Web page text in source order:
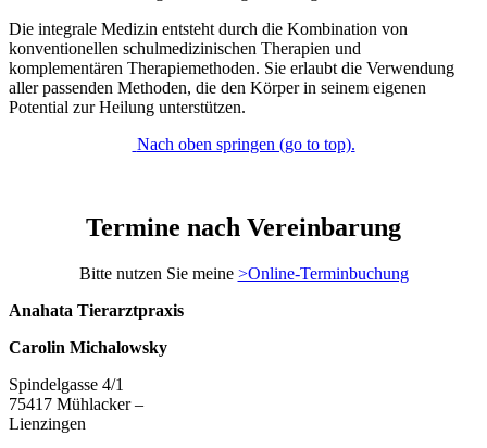
Die integrale Medizin entsteht durch die Kombination von
konventionellen schulmedizinischen Therapien und
komplementären Therapiemethoden. Sie erlaubt die Verwendung
aller passenden Methoden, die den Körper in seinem eigenen
Potential zur Heilung unterstützen.
Nach oben springen (go to top).
Termine nach Vereinbarung
Bitte nutzen Sie meine >Online-Terminbuchung
Anahata Tierarztpraxis
Carolin Michalowsky
Spindelgasse 4/1
75417 Mühlacker –
Lienzingen